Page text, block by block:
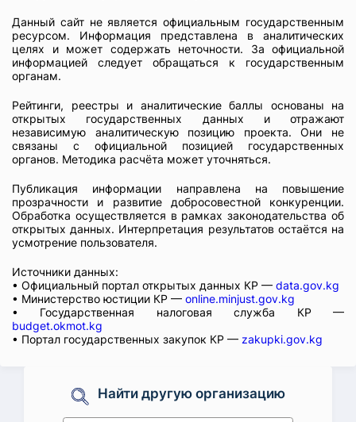
Данный сайт не является официальным государственным
ресурсом. Информация представлена в аналитических
целях и может содержать неточности. За официальной
информацией следует обращаться к государственным
органам.
Рейтинги, реестры и аналитические баллы основаны на
открытых государственных данных и отражают
независимую аналитическую позицию проекта. Они не
связаны с официальной позицией государственных
органов. Методика расчёта может уточняться.
Публикация информации направлена на повышение
прозрачности и развитие добросовестной конкуренции.
Обработка осуществляется в рамках законодательства об
открытых данных. Интерпретация результатов остаётся на
усмотрение пользователя.
Источники данных:
• Официальный портал открытых данных КР — data.gov.kg
• Министерство юстиции КР — online.minjust.gov.kg
• Государственная налоговая служба КР —
budget.okmot.kg
• Портал государственных закупок КР — zakupki.gov.kg
Найти другую организацию